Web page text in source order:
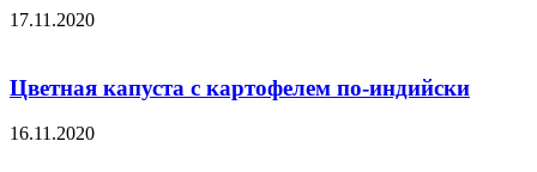
17.11.2020
Цветная капуста с картофелем по-индийски
16.11.2020